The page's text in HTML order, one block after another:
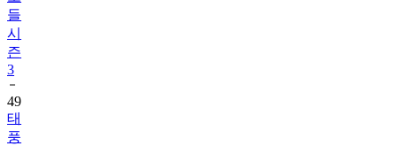
들
시
즌
3
49
태
풍